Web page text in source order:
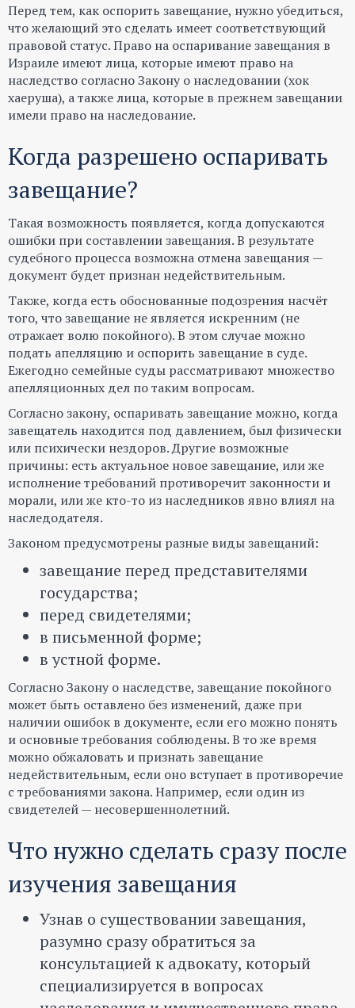
Перед тем, как оспорить завещание, нужно убедиться,
что желающий это сделать имеет соответствующий
правовой статус. Право на оспаривание завещания в
Израиле имеют лица, которые имеют право на
наследство согласно Закону о наследовании (хок
хаеруша), а также лица, которые в прежнем завещании
имели право на наследование.
Когда разрешено оспаривать
завещание?
Такая возможность появляется, когда допускаются
ошибки при составлении завещания. В результате
судебного процесса возможна отмена завещания —
документ будет признан недействительным.
Также, когда есть обоснованные подозрения насчёт
того, что завещание не является искренним (не
отражает волю покойного). В этом случае можно
подать апелляцию и оспорить завещание в суде.
Ежегодно семейные суды рассматривают множество
апелляционных дел по таким вопросам.
Согласно закону, оспаривать завещание можно, когда
завещатель находится под давлением, был физически
или психически нездоров. Другие возможные
причины: есть актуальное новое завещание, или же
исполнение требований противоречит законности и
морали, или же кто-то из наследников явно влиял на
наследодателя.
Законом предусмотрены разные виды завещаний:
завещание перед представителями
государства;
перед свидетелями;
в письменной форме;
в устной форме.
Согласно Закону о наследстве, завещание покойного
может быть оставлено без изменений, даже при
наличии ошибок в документе, если его можно понять
и основные требования соблюдены. В то же время
можно обжаловать и признать завещание
недействительным, если оно вступает в противоречие
с требованиями закона. Например, если один из
свидетелей — несовершеннолетний.
Что нужно сделать сразу после
изучения завещания
Узнав о существовании завещания,
разумно сразу обратиться за
консультацией к адвокату, который
специализируется в вопросах